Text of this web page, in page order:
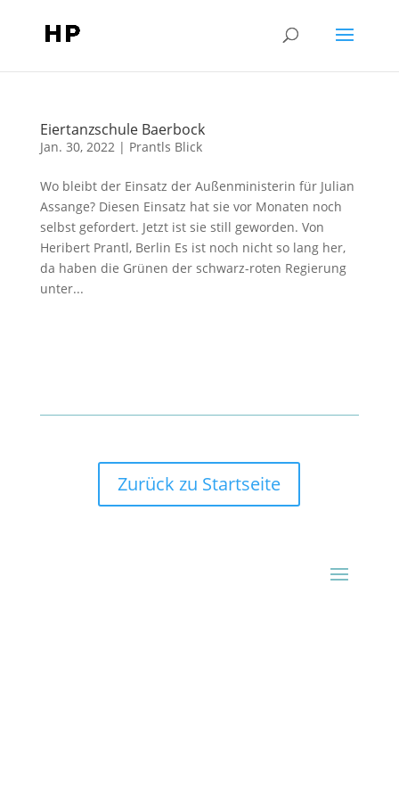
Eiertanzschule Baerbock
Jan. 30, 2022| Prantls Blick
Wo bleibt der Einsatz der Außenministerin für Julian
Assange? Diesen Einsatz hat sie vor Monaten noch
selbst gefordert. Jetzt ist sie still geworden. Von
Heribert Prantl, Berlin Es ist noch nicht so lang her,
da haben die Grünen der schwarz-roten Regierung
unter...
Zurück zu Startseite